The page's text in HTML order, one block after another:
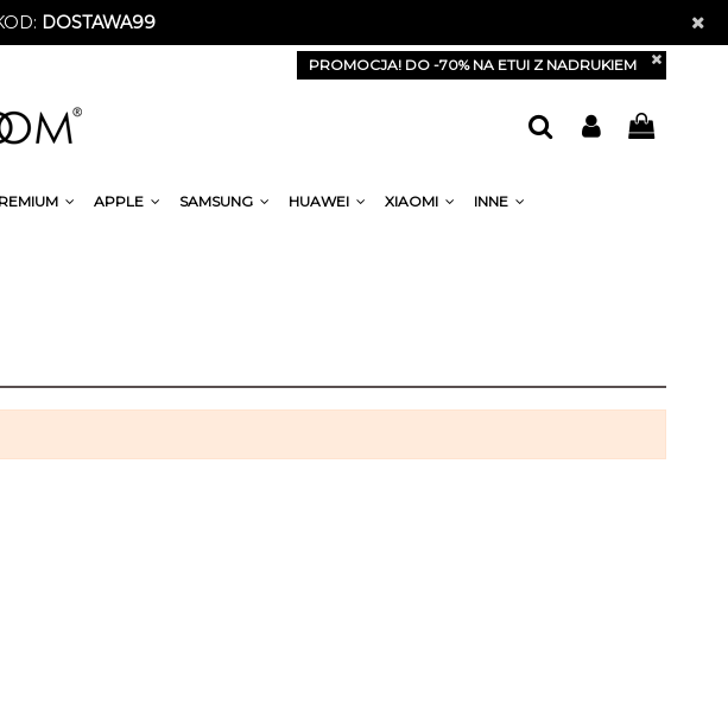
DOSTAWA99
PROMOCJA! DO -70% NA ETUI Z NADRUKIEM
APPLE SAMSUNG HUAWEI XIAOMI INNE